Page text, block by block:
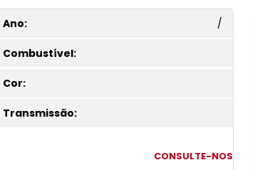
Ano: /
Combustível:
Cor:
Transmissão:
CONSULTE-NOS